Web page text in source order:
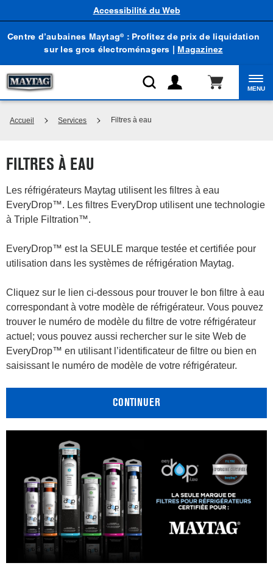
Centre d’aubaines Maytag® : Profitez de prix de liquidation
sur les gros électroménagers | Magazinez
Accessibilité du Web
MENU
Accueil Services Filtres à eau
FILTRES À EAU
Les réfrigérateurs Maytag utilisent les filtres à eau
EveryDrop™. Les filtres EveryDrop utilisent une technologie
à Triple Filtration™.
EveryDrop™ est la SEULE marque testée et certifiée pour
utilisation dans les systèmes de réfrigération Maytag.
Cliquez sur le lien ci-dessous pour trouver le bon filtre à eau
correspondant à votre modèle de réfrigérateur. Vous pouvez
trouver le numéro de modèle du filtre de votre réfrigérateur
actuel; vous pouvez aussi rechercher sur le site Web de
EveryDrop™ en utilisant l’identificateur de filtre ou bien en
saisissant le numéro de modèle de votre réfrigérateur.
CONTINUER